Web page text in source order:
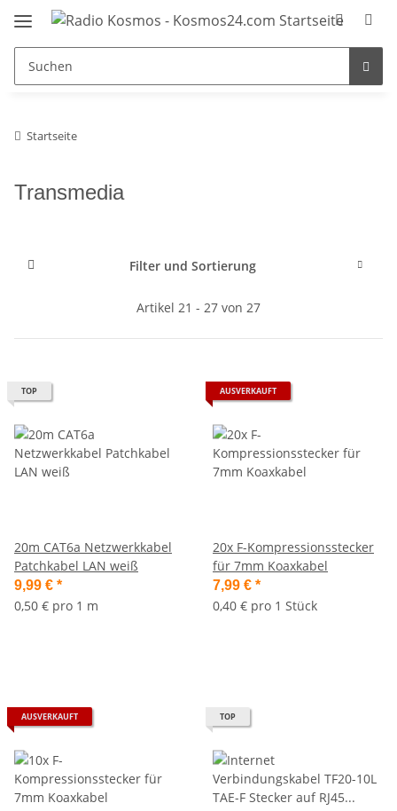
Startseite
Transmedia
Filter und Sortierung
Artikel 21 - 27 von 27
TOP
20m CAT6a Netzwerkkabel
Patchkabel LAN weiß
9,99 € *
0,50 € pro 1 m
AUSVERKAUFT
20x F-Kompressionsstecker
für 7mm Koaxkabel
7,99 € *
0,40 € pro 1 Stück
AUSVERKAUFT TOP